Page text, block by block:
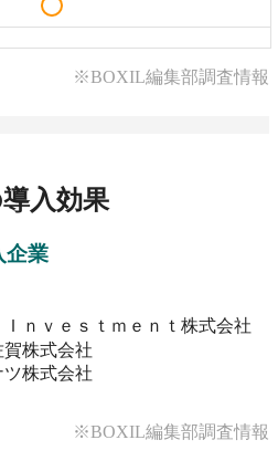
※BOXIL編集部調査情報
入効果
企業
ｎｖｅｓｔｍｅｎｔ株式会社
株式会社
株式会社
※BOXIL編集部調査情報